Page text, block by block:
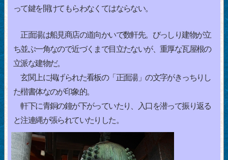
って鍵を開けてもらわなくてはならない。
正面湯は船見商店の道向かいで数軒先。びっしり建物が立
ち並ぶ一角なので近づくまで目立たないが、重厚な瓦屋根の
立派な建物だ。
玄関上に掲げられた看板の「正面湯」の文字がきっちりし
た楷書体なのが印象的。
軒下に青銅の鐘が下がっていたり、入口を潜って振り返る
と注連縄が張られていたりした。